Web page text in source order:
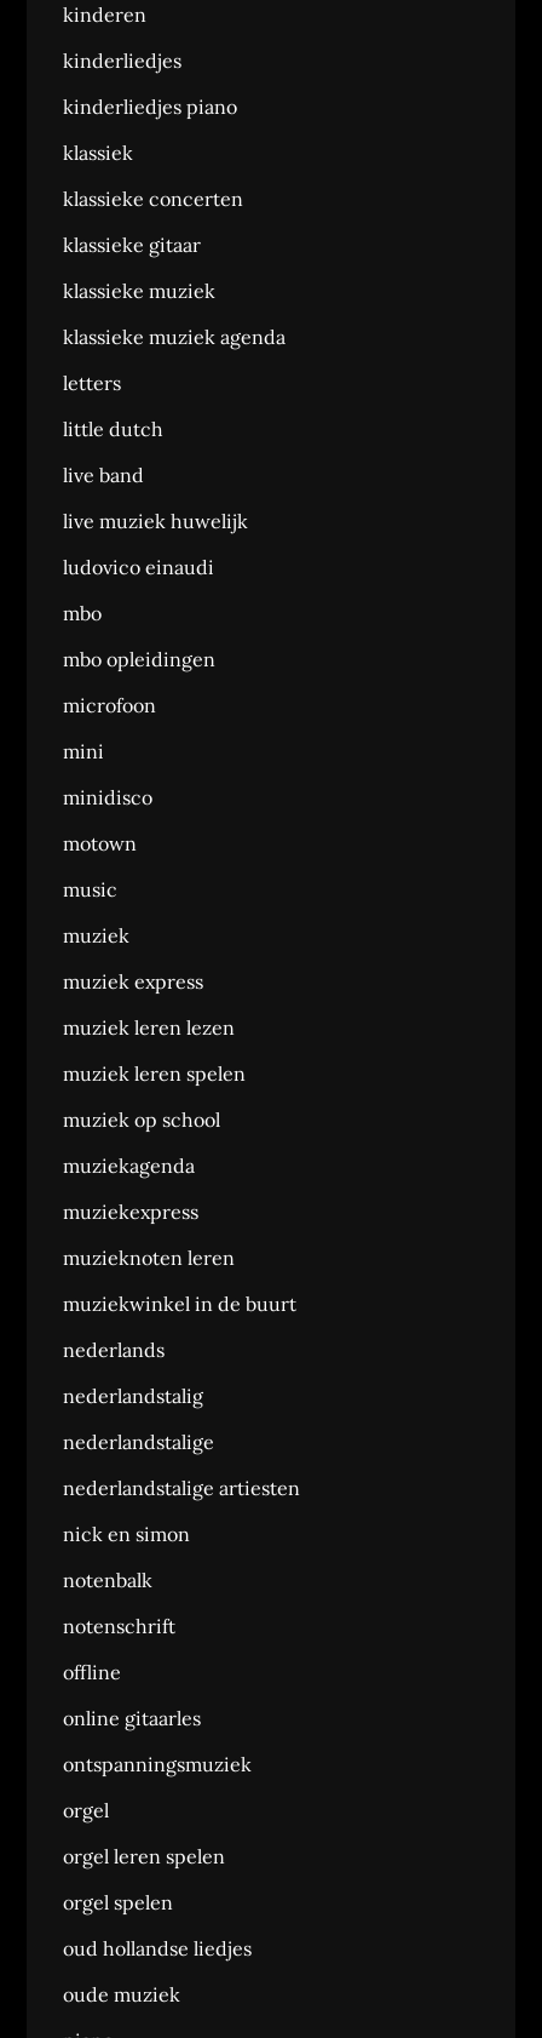
kinderen
kinderliedjes
kinderliedjes piano
klassiek
klassieke concerten
klassieke gitaar
klassieke muziek
klassieke muziek agenda
letters
little dutch
live band
live muziek huwelijk
ludovico einaudi
mbo
mbo opleidingen
microfoon
mini
minidisco
motown
music
muziek
muziek express
muziek leren lezen
muziek leren spelen
muziek op school
muziekagenda
muziekexpress
muzieknoten leren
muziekwinkel in de buurt
nederlands
nederlandstalig
nederlandstalige
nederlandstalige artiesten
nick en simon
notenbalk
notenschrift
offline
online gitaarles
ontspanningsmuziek
orgel
orgel leren spelen
orgel spelen
oud hollandse liedjes
oude muziek